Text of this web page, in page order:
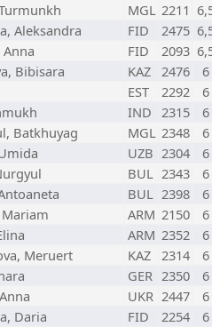
MGL 2211
Aleksandra FID 2475
FID 2093
Bibisara KAZ 2476 6
EST 2292 6
IND 2315 6
Batkhuyag MGL 2348 6
UZB 2304 6
BUL 2343 6
BUL 2398 6
ARM 2150 6
ARM 2352 6
Meruert KAZ 2314 6
GER 2350 6
UKR 2447 6
Daria FID 2254 6